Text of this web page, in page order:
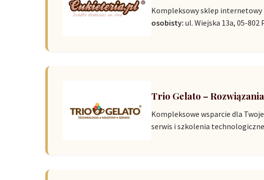
Kompleksowy sklep internetowy
osobisty: ul. Wiejska 13a, 05-802
Trio Gelato –
Kompleksowe wsparcie dla
serwis i szkolenia